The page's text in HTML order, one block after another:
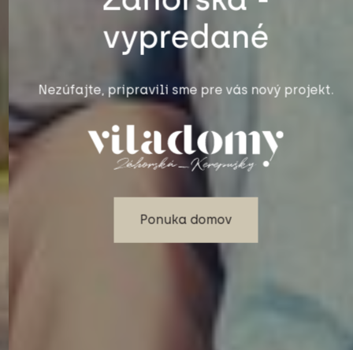
Projekt Viladomy
Záhorská -
vypredané
Nezúfajte, pripravili sme pre vás nový projekt.